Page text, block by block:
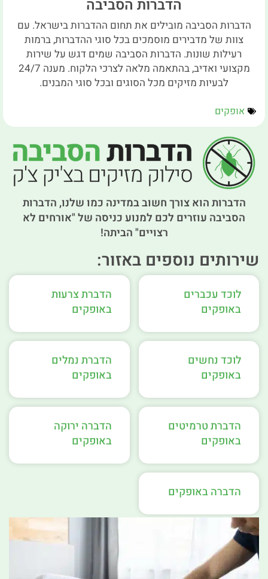
הדברות הסביבה
הדברות הסביבה מובילים את תחום ההדברות בישראל. עם
צוות של מדבירים מוסמכים בכל סוגי ההדברות, ברמות
רעילות שונות. הדברות הסביבה שמים דגש על שירות
מקצועי ואדיב, בהתאמה מלאה לצרכי הלקוח. מענה 24/7
לבעיות מזיקים מכל הסוגים ובכל סוגי המבנים.
אופקים
הדברות הוא צורך חשוב במדינה כמו שלנו, הדברות
הסביבה עוזרים לכם למנוע כניסה של "אורחים לא
רצויים" הביתה!
שירותים נוספים באזור:
לוכד עכברים
באופקים
הדברת צרעות
באופקים
לוכד נחשים
באופקים
הדברת נמלים
באופקים
הדברת טרמיטים
באופקים
הדברה ירוקה
באופקים
הדברה באופקים